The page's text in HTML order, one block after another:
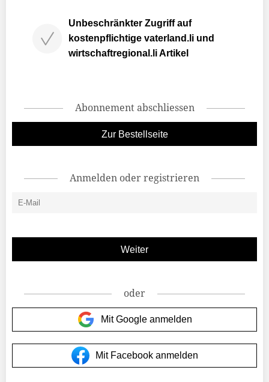
Unbeschränkter Zugriff auf
kostenpflichtige vaterland.li und
wirtschaftregional.li Artikel
Abonnement abschliessen
Zur Bestellseite
Anmelden oder registrieren
oder
Mit Google anmelden
Mit Facebook anmelden